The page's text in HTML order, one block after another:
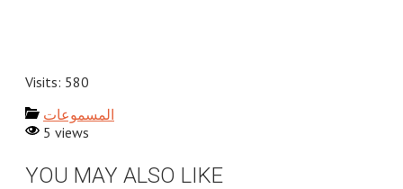
Visits: 580
المسموعات
5 views
YOU MAY ALSO LIKE